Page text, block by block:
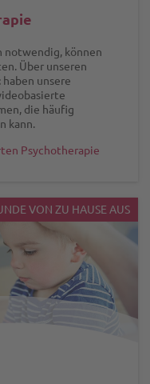
notwendig, können
Über unseren
haben unsere
die häufig
kann.
Psychotherapie
VON ZU HAUSE AUS